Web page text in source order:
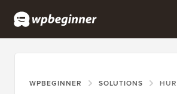
WPBEGINNER SOLUTIONS